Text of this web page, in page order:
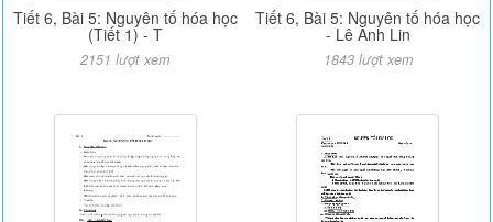
Tiết 6, Bài 5: Nguyên tố hóa học
(Tiết 1) - T
2151 lượt xem
Tiết 6, Bài 5: Nguyên tố hóa học
- Lê Anh Lin
1843 lượt xem